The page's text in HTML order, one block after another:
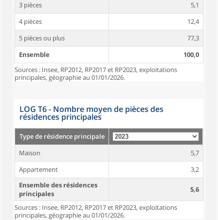
3 pièces
5,1
4 pièces
12,4
5 pièces ou plus
77,3
Ensemble
100,0
Sources : Insee, RP2012, RP2017 et RP2023, exploitations
principales, géographie au 01/01/2026.
LOG T6 - Nombre moyen de pièces des
résidences principales
Type de résidence principale
Maison
5,7
Appartement
3,2
Ensemble des résidences
principales
5,6
Sources : Insee, RP2012, RP2017 et RP2023, exploitations
principales, géographie au 01/01/2026.